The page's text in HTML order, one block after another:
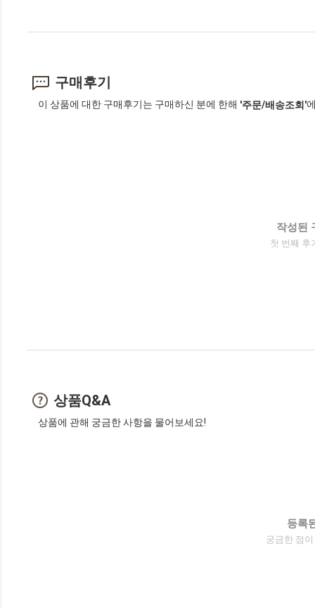
구매후기
이 상품에 대한 구매후기는 구매하신 분에 한해 '주문/배송조회'
작성된
첫 번째 후
상품Q&A
상품에 관해 궁금한 사항을 물어보세요!
등록
궁금한 점